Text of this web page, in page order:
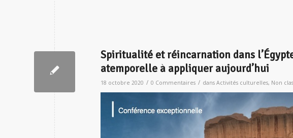
Spiritualité et réincarnation dans
atemporelle à appliquer aujourd’hui
18 octobre 2020 / 0 Commentaires / dans Activités culturelles, Non